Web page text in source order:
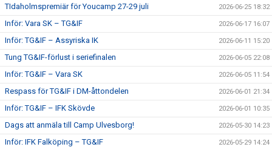
TIdaholmspremiär för Youcamp 27-29 juli 2026-06-25 18:32
Inför: Vara SK – TG&IF 2026-06-17 16:07
Inför: TG&IF – Assyriska IK 2026-06-11 15:20
Tung TG&IF-förlust i seriefinalen 2026-06-05 22:08
Inför: TG&IF – Vara SK 2026-06-05 11:54
Respass för TG&IF i DM-åttondelen 2026-06-01 21:34
Inför: TG&IF – IFK Skövde 2026-06-01 10:35
Dags att anmäla till Camp Ulvesborg! 2026-05-30 14:23
Inför: IFK Falköping – TG&IF 2026-05-29 14:24